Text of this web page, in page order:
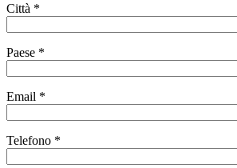
Città *
Paese *
Email *
Telefono *